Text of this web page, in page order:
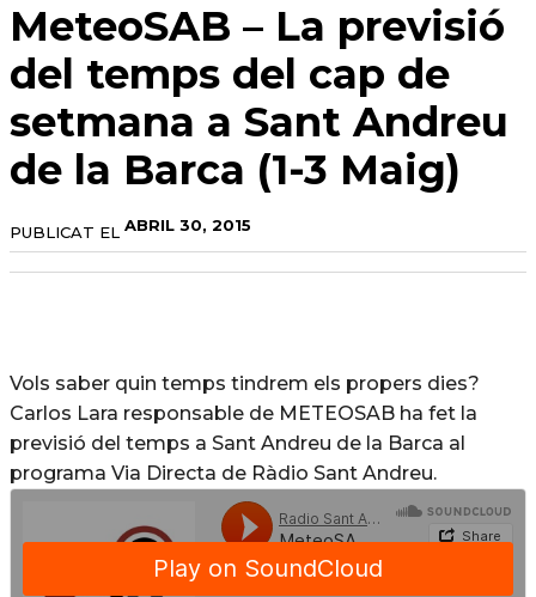
MeteoSAB – La previsió
del temps del cap de
setmana a Sant Andreu
de la Barca (1-3 Maig)
PUBLICAT EL ABRIL 30, 2015
Vols saber quin temps tindrem els propers dies?
Carlos Lara responsable de METEOSAB ha fet la
previsió del temps a Sant Andreu de la Barca al
programa Via Directa de Ràdio Sant Andreu.